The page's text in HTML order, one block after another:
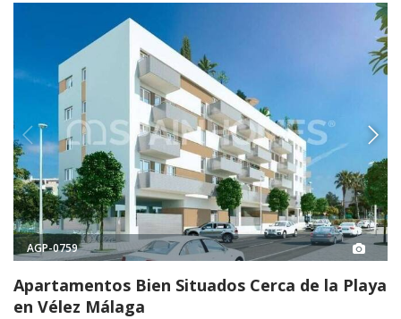
AGP-0759
Apartamentos Bien Situados Cerca de la Playa
en Vélez Málaga